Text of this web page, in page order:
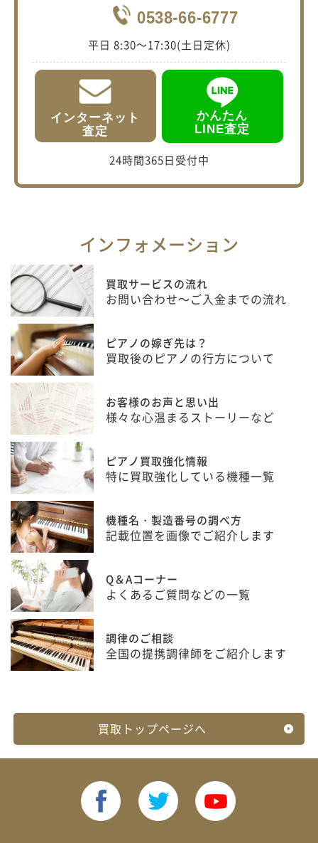
0538-66-6777
平日 8:30〜17:30(土日定休)
インターネット
査定
かんたん
LINE査定
24時間365日受付中
インフォメーション
買取サービスの流れ
お問い合わせ〜ご入金までの流れ
ピアノの嫁ぎ先は？
買取後のピアノの行方について
お客様のお声と思い出
様々な心温まるストーリーなど
ピアノ買取強化情報
特に買取強化している機種一覧
機種名・製造番号の調べ方
記載位置を画像でご紹介します
Q＆Aコーナー
よくあるご質問などの一覧
調律のご相談
全国の提携調律師をご紹介します
買取トップページへ